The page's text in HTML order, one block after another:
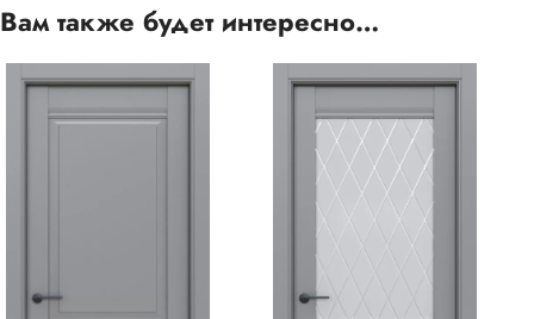
Вам также будет интересно…